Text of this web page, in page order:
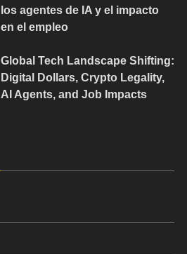
los agentes de IA y el impacto
en el empleo
Global Tech Landscape Shifting:
Digital Dollars, Crypto Legality,
AI Agents, and Job Impacts